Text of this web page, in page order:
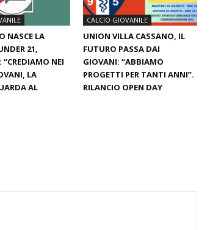
NASCE LA
21,
NEI
LA
AL
CALCIO GIOVANILE
UNION VILLA CASSANO, IL
FUTURO PASSA DAI
GIOVANI: “ABBIAMO
PROGETTI PER TANTI ANNI”.
RILANCIO OPEN DAY